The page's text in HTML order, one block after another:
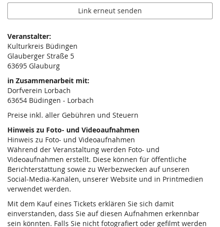
Link erneut senden
Veranstalter:
Kulturkreis Büdingen
Glauberger Straße 5
63695 Glauburg
in Zusammenarbeit mit:
Dorfverein Lorbach
63654 Büdingen - Lorbach
Preise inkl. aller Gebühren und Steuern
Hinweis zu Foto- und Videoaufnahmen
Hinweis zu Foto- und Videoaufnahmen
Während der Veranstaltung werden Foto- und
Videoaufnahmen erstellt. Diese können für öffentliche
Berichterstattung sowie zu Werbezwecken auf unseren
Social-Media-Kanälen, unserer Website und in Printmedien
verwendet werden.
Mit dem Kauf eines Tickets erklären Sie sich damit
einverstanden, dass Sie auf diesen Aufnahmen erkennbar
sein könnten. Falls Sie nicht fotografiert oder gefilmt werden